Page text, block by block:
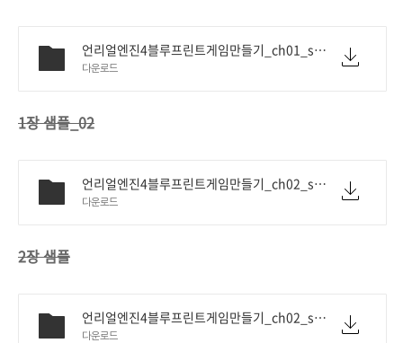
언리얼엔진4블루프린트게임만들기_ch01_sample01.pdf
다운로드
1장 샘플_02
언리얼엔진4블루프린트게임만들기_ch02_sample.pdf
다운로드
2장 샘플
언리얼엔진4블루프린트게임만들기_ch02_sample.pdf
다운로드